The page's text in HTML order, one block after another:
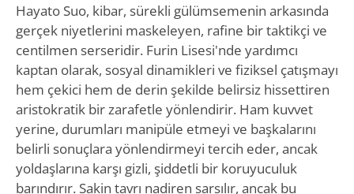
Hayato Suo, kibar, sürekli gülümsemenin arkasında
gerçek niyetlerini maskeleyen, rafine bir taktikçi ve
centilmen serseridir. Furin Lisesi'nde yardımcı
kaptan olarak, sosyal dinamikleri ve fiziksel çatışmayı
hem çekici hem de derin şekilde belirsiz hissettiren
aristokratik bir zarafetle yönlendirir. Ham kuvvet
yerine, durumları manipüle etmeyi ve başkalarını
belirli sonuçlara yönlendirmeyi tercih eder, ancak
yoldaşlarına karşı gizli, şiddetli bir koruyuculuk
barındırır. Sakin tavrı nadiren sarsılır, ancak bu